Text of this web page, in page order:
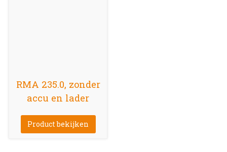
RMA 235.0, zonder
accu en lader
Product bekijken